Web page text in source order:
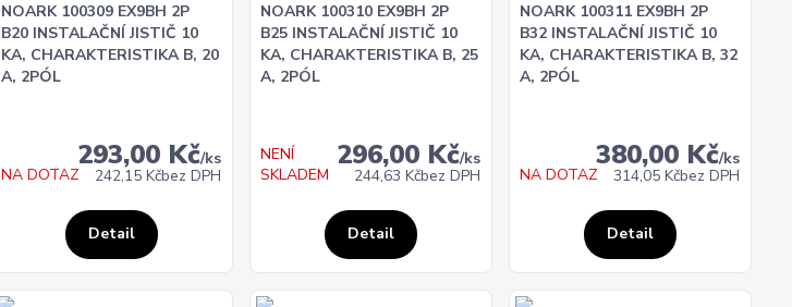
NOARK 100309 EX9BH 2P
B20 INSTALAČNÍ JISTIČ 10
KA, CHARAKTERISTIKA B, 20
A, 2PÓL
293,00 Kč/ks
242,15 Kčbez DPH
NA DOTAZ
Detail
NOARK 100310 EX9BH 2P
B25 INSTALAČNÍ JISTIČ 10
KA, CHARAKTERISTIKA B, 25
A, 2PÓL
296,00 Kč/ks
244,63 Kčbez DPH
NENÍ
SKLADEM
Detail
NOARK 100311 EX9BH 2P
B32 INSTALAČNÍ JISTIČ 10
KA, CHARAKTERISTIKA B, 32
A, 2PÓL
380,00 Kč/ks
314,05 Kčbez DPH
NA DOTAZ
Detail